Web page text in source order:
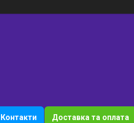
Контакти Доставка та оплата